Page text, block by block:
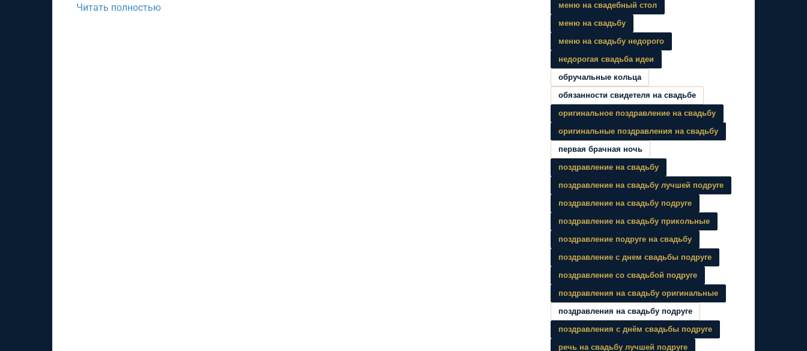
Читать полностью
меню на свадебный стол
меню на свадьбу
меню на свадьбу недорого
недорогая свадьба идеи
обручальные кольца
обязанности свидетеля на свадьбе
оригинальное поздравление на свадьбу
оригинальные поздравления на свадьбу
первая брачная ночь
поздравление на свадьбу
поздравление на свадьбу лучшей подруге
поздравление на свадьбу подруге
поздравление на свадьбу прикольные
поздравление подруге на свадьбу
поздравление с днем свадьбы подруге
поздравление со свадьбой подруге
поздравления на свадьбу оригинальные
поздравления на свадьбу подруге
поздравления с днём свадьбы подруге
речь на свадьбу лучшей подруге